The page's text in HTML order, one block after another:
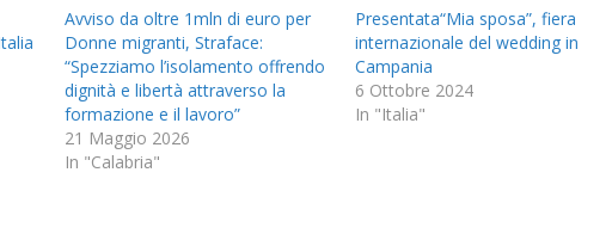
Avviso da oltre 1mln di euro per
Donne migranti, Straface:
“Spezziamo l’isolamento offrendo
dignità e libertà attraverso la
formazione e il lavoro”
21 Maggio 2026
In "Calabria"
Presentata“Mia sposa”, fiera
internazionale del wedding in
Campania
6 Ottobre 2024
In "Italia"